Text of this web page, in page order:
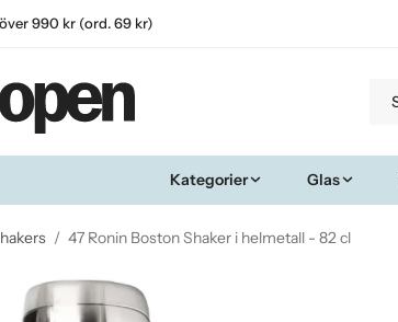
990 kr (ord. 69 kr)
Kategorier Glas
/ 47 Ronin Boston Shaker i helmetall - 82 cl